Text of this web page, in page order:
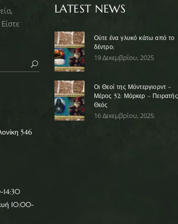
546
14:30
10:00-
LATEST NEWS
Ούτε ένα γλυκό κάτω από το
δέντρο;
19 Δεκεμβρίου, 2025
Οι Θεοί της Μόντεργιορντ –
Μέρος 52: Μόρκερ – Πειρατής
Θεός
16 Δεκεμβρίου, 2025